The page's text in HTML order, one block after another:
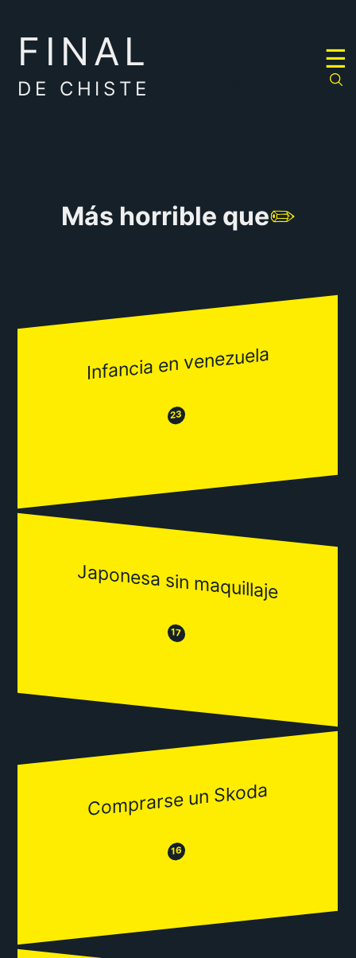
FINAL
DE CHISTE
☰
Más horrible que✏️
Infancia en venezuela
😒 23 😂
Japonesa sin maquillaje
😒 17 😂
Comprarse un Skoda
😒 16 😂